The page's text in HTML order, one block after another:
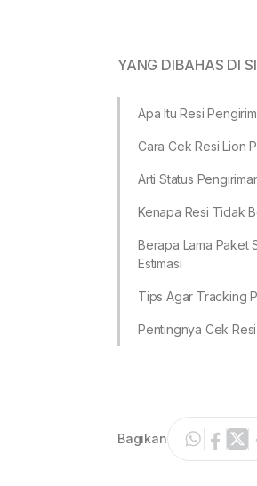
YANG DIBAHAS DI
Apa Itu Resi
Cara Cek Resi Lion
Arti Status
Kenapa Resi Tidak
Berapa Lama Paket
Estimasi
Tips Agar Tracking
Pentingnya Cek
Bagikan